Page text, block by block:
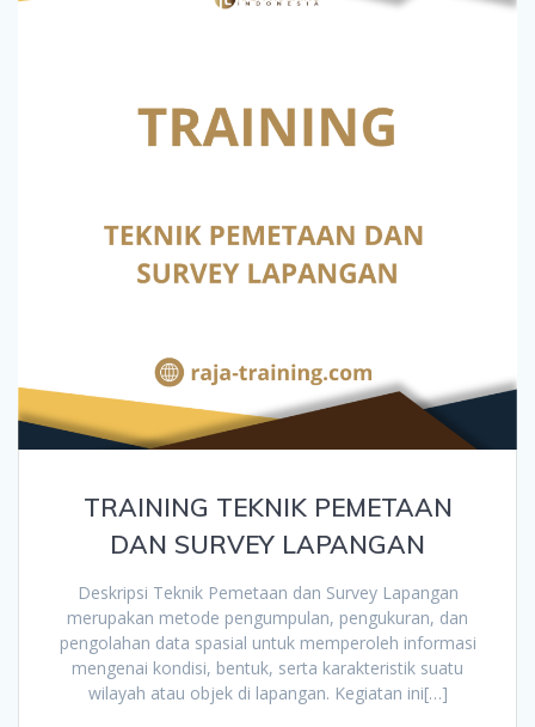
TRAINING TEKNIK PEMETAAN
DAN SURVEY LAPANGAN
Deskripsi Teknik Pemetaan dan Survey Lapangan
merupakan metode pengumpulan, pengukuran, dan
pengolahan data spasial untuk memperoleh informasi
mengenai kondisi, bentuk, serta karakteristik suatu
wilayah atau objek di lapangan. Kegiatan ini[…]